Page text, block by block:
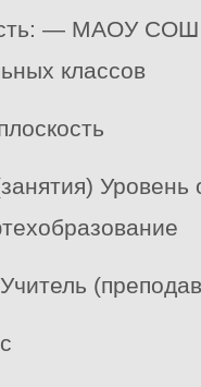
— МАОУ
классов